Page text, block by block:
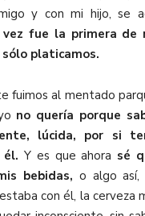
y con mi hijo, se
vez fue la primera de
platicamos.
fuimos al mentado
no quería porque
lúcida, por si
él. Y es que ahora sé
bebidas, o algo así,
con él, la cerveza